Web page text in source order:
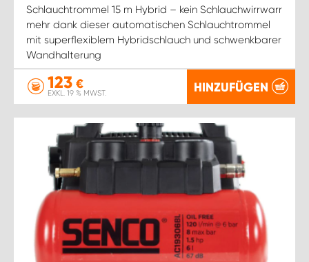
Schlauchtrommel 15 m Hybrid – kein Schlauchwirrwarr
mehr dank dieser automatischen Schlauchtrommel
mit superflexiblem Hybridschlauch und schwenkbarer
Wandhalterung
123 €
EXKL. 19 % MWST. HINZUFÜGEN